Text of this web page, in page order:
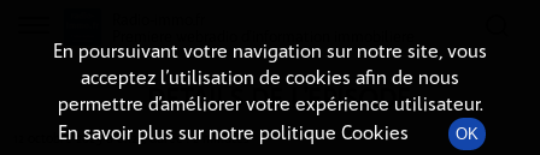
DÉTAILS DE L'ÉPISODE
12 octobre 2025à 6h29, durée : 2 minutes
En poursuivant votre navigation sur notre site, vous
acceptez l’utilisation de cookies afin de nous
permettre d’améliorer votre expérience utilisateur.
En savoir plus sur notre politique Cookies
OK